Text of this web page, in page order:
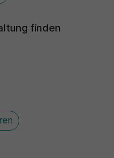
finden
Einstellungen.
ID zu speichern.